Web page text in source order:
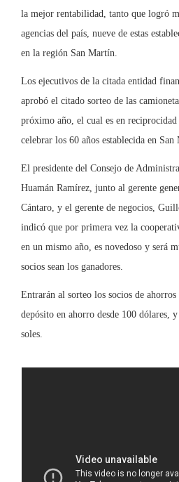
la mejor rentabilidad, tanto que logró
agencias del país, nueve de estas
en la región San Martín.
Los ejecutivos de la citada entidad
aprobó el citado sorteo de las
próximo año, el cual es en
celebrar los 60 años establecida en San
El presidente del Consejo de
Huamán Ramírez, junto al gerente
Cántaro, y el gerente de negocios,
indicó que por primera vez la
en un mismo año, es novedoso y será
socios sean los ganadores.
Entrarán al sorteo los socios de
depósito en ahorro desde 100 dólares,
soles.